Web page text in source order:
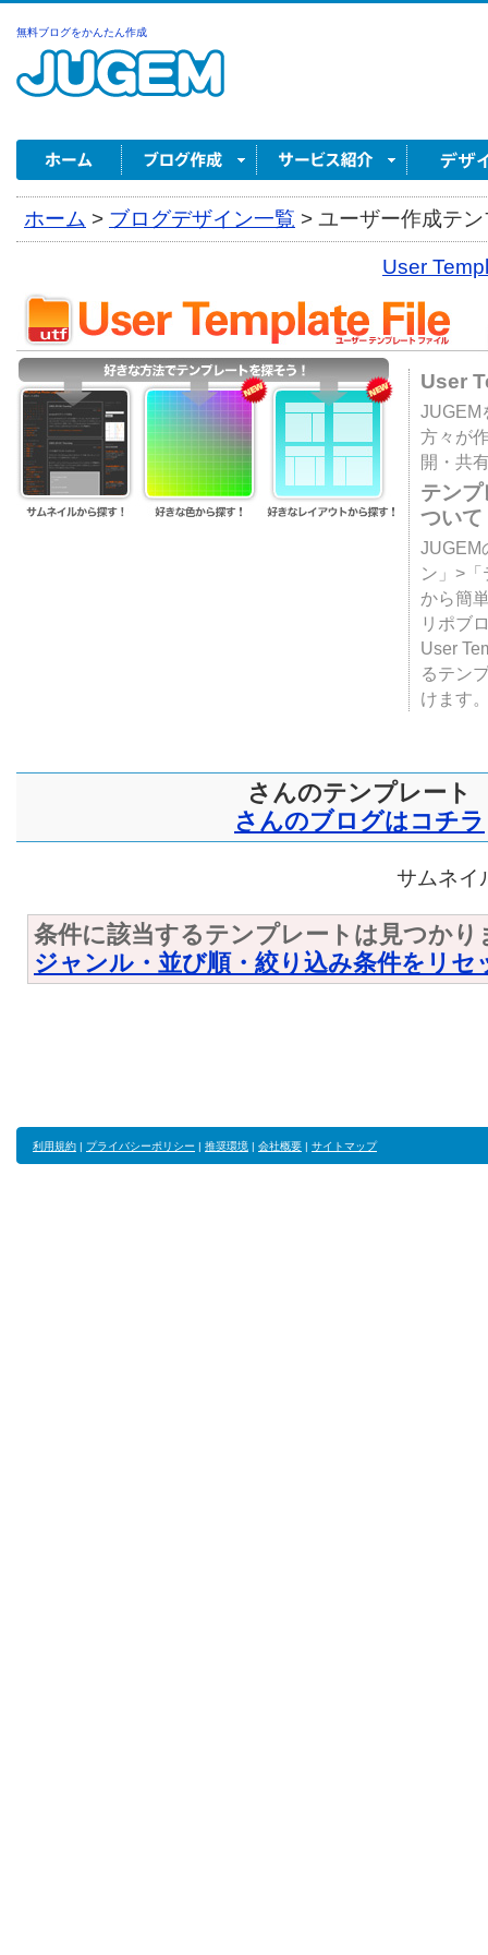
無料ブログをかんたん作成
ホーム > ブログデザイン一覧 > ユーザー作成テ
User
User
JUGEM
方々が
開・共
テン
ついて
JUGEM
ン」>
から簡
リポブ
User
るテン
けます
さんのテンプレート
さんのブログはコチラ
サムネイ
条件に該当するテンプレートは見つかり
ジャンル・並び順・絞り込み条件をリセ
利用規約 | プライバシーポリシー | 推奨環境 | 会社概要 | サイトマップ